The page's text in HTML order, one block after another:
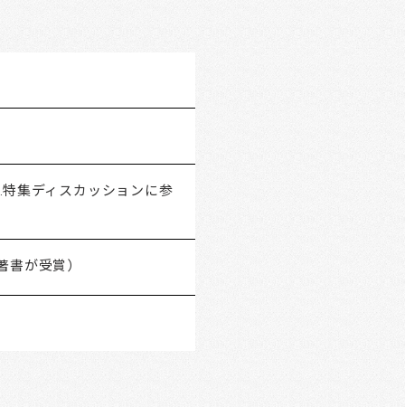
集ディスカッションに参
が受賞）